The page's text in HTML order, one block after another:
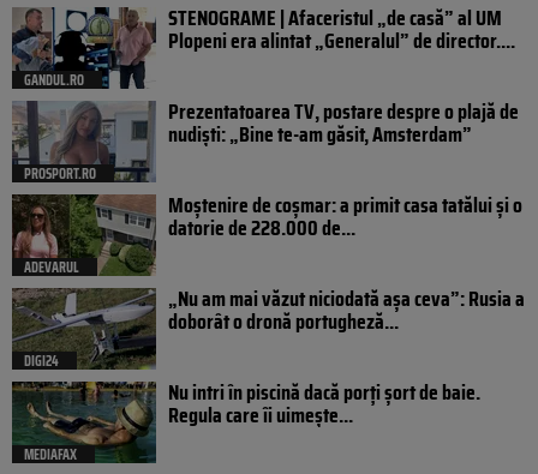
GANDUL.RO
STENOGRAME | Afaceristul „de casă” al UM
Plopeni era alintat „Generalul” de director....
PROSPORT.RO
Prezentatoarea TV, postare despre o plajă de
nudiști: „Bine te-am găsit, Amsterdam”
ADEVARUL
Moștenire de coșmar: a primit casa tatălui și o
datorie de 228.000 de...
DIGI24
„Nu am mai văzut niciodată așa ceva”: Rusia a
doborât o dronă portugheză...
MEDIAFAX
Nu intri în piscină dacă porți șort de baie.
Regula care îi uimește...